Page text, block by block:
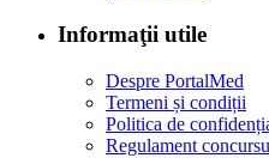
Informaţii utile
Despre PortalMed
Termeni și condiții
Politica de
Regulament